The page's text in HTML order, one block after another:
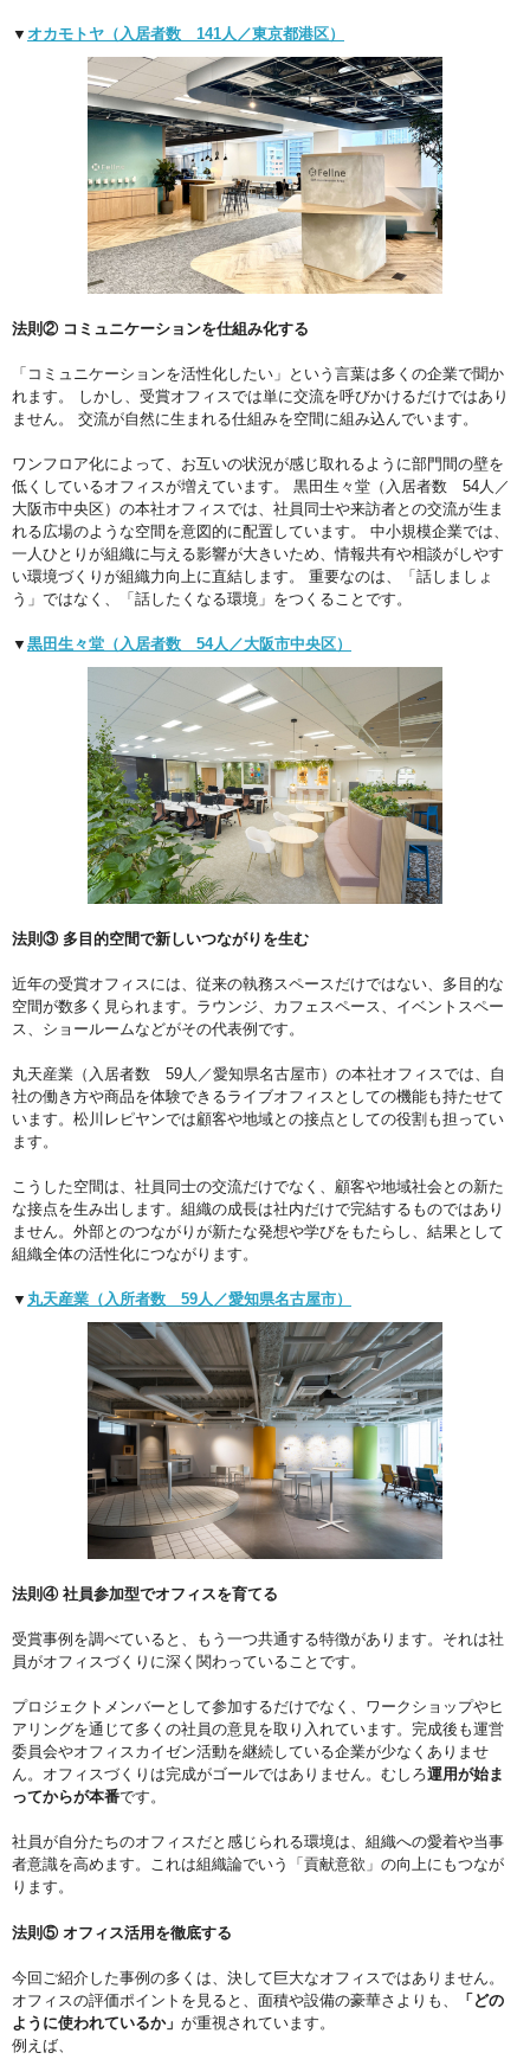
▼ オカモトヤ（入居者数 141人／東京都港区）
法則② コミュニケーションを仕組み化する
「コミュニケーションを活性化したい」という言葉は多くの企業で聞か
れます。 しかし、受賞オフィスでは単に交流を呼びかけるだけではあり
ません。 交流が自然に生まれる仕組みを空間に組み込んでいます。
ワンフロア化によって、お互いの状況が感じ取れるように部門間の壁を
低くしているオフィスが増えています。 黒田生々堂（入居者数 54人／
大阪市中央区）の本社オフィスでは、社員同士や来訪者との交流が生ま
れる広場のような空間を意図的に配置しています。 中小規模企業では、
一人ひとりが組織に与える影響が大きいため、情報共有や相談がしやす
い環境づくりが組織力向上に直結します。 重要なのは、「話しましょ
う」ではなく、「話したくなる環境」をつくることです。
▼ 黒田生々堂（入居者数 54人／大阪市中央区）
法則③ 多目的空間で新しいつながりを生む
近年の受賞オフィスには、従来の執務スペースだけではない、多目的な
空間が数多く見られます。ラウンジ、カフェスペース、イベントスペー
ス、ショールームなどがその代表例です。
丸天産業（入居者数 59人／愛知県名古屋市）の本社オフィスでは、自
社の働き方や商品を体験できるライブオフィスとしての機能も持たせて
います。松川レピヤンでは顧客や地域との接点としての役割も担ってい
ます。
こうした空間は、社員同士の交流だけでなく、顧客や地域社会との新た
な接点を生み出します。組織の成長は社内だけで完結するものではあり
ません。外部とのつながりが新たな発想や学びをもたらし、結果として
組織全体の活性化につながります。
▼ 丸天産業（入所者数 59人／愛知県名古屋市）
法則④ 社員参加型でオフィスを育てる
受賞事例を調べていると、もう一つ共通する特徴があります。それは社
員がオフィスづくりに深く関わっていることです。
プロジェクトメンバーとして参加するだけでなく、ワークショップやヒ
アリングを通じて多くの社員の意見を取り入れています。完成後も運営
委員会やオフィスカイゼン活動を継続している企業が少なくありませ
ん。オフィスづくりは完成がゴールではありません。むしろ運用が始ま
ってからが本番です。
社員が自分たちのオフィスだと感じられる環境は、組織への愛着や当事
者意識を高めます。これは組織論でいう「貢献意欲」の向上にもつなが
ります。
法則⑤ オフィス活用を徹底する
今回ご紹介した事例の多くは、決して巨大なオフィスではありません。
オフィスの評価ポイントを見ると、面積や設備の豪華さよりも、
「どの
ように使われているか」 が重視されています。
例えば、